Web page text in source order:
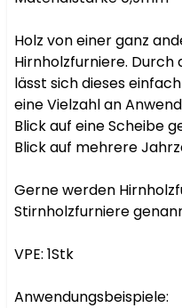
Holz von einer ganz
Hirnholzfurniere. Durch
lässt sich dieses
eine Vielzahl an
Blick auf eine Scheibe
Blick auf mehrere
Gerne werden
Stirnholzfurniere
VPE: 1Stk
Anwendungsbeispiele: